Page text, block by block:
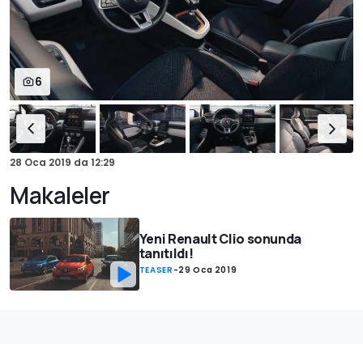
6
28 Oca 2019 da 12:29
Makaleler
Yeni Renault Clio sonunda
tanıtıldı!
TEASER -29 Oca 2019